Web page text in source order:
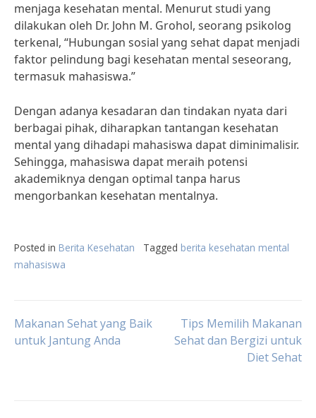
menjaga kesehatan mental. Menurut studi yang
dilakukan oleh Dr. John M. Grohol, seorang psikolog
terkenal, “Hubungan sosial yang sehat dapat menjadi
faktor pelindung bagi kesehatan mental seseorang,
termasuk mahasiswa.”
Dengan adanya kesadaran dan tindakan nyata dari
berbagai pihak, diharapkan tantangan kesehatan
mental yang dihadapi mahasiswa dapat diminimalisir.
Sehingga, mahasiswa dapat meraih potensi
akademiknya dengan optimal tanpa harus
mengorbankan kesehatan mentalnya.
Posted in Berita Kesehatan Tagged berita kesehatan mental
mahasiswa
Post
Makanan Sehat yang Baik
untuk Jantung Anda
Tips Memilih Makanan
Sehat dan Bergizi untuk
Diet Sehat